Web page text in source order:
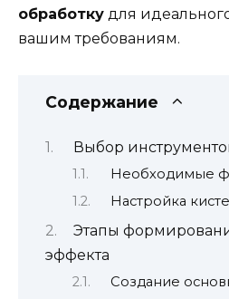
обработку для
вашим требованиям.
Содержание
Выбор
Необходимые
Настройка
Этапы
эффекта
Создание